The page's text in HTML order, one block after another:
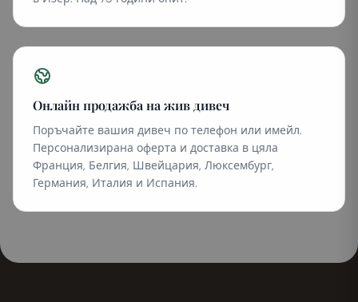
Онлайн продажба на жив дивеч
Поръчайте вашия дивеч по телефон или имейл.
Персонализирана оферта и доставка в цяла
Франция, Белгия, Швейцария, Люксембург,
Германия, Италия и Испания.